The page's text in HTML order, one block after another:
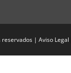
reservados |Aviso Legal